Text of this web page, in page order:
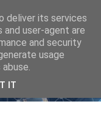
deliver its services
and user-agent are
and security
usage
IT